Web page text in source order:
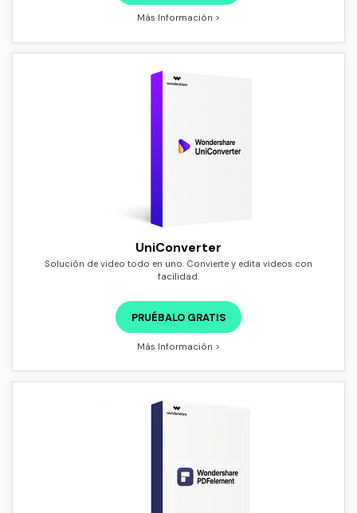
Más Información >
UniConverter
Solución de video todo en uno. Convierte y edita videos con
facilidad.
PRUÉBALO GRATIS
Más Información >